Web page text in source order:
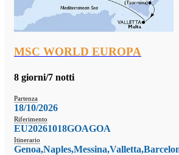
MSC WORLD EUROPA
8 giorni/7 notti
Partenza
18/10/2026
Riferimento
EU20261018GOAGOA
Itinerario